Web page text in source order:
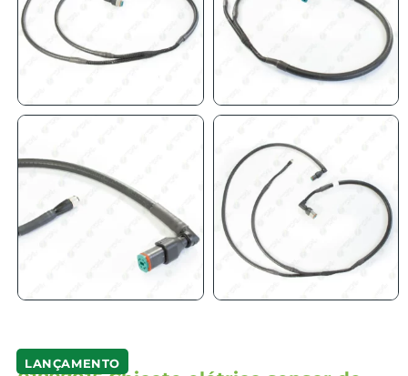
LANÇAMENTO